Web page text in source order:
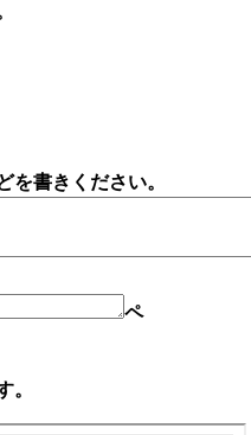
書きください。
ペ
。